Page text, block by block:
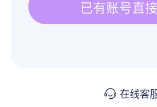
已有账号直
在线客